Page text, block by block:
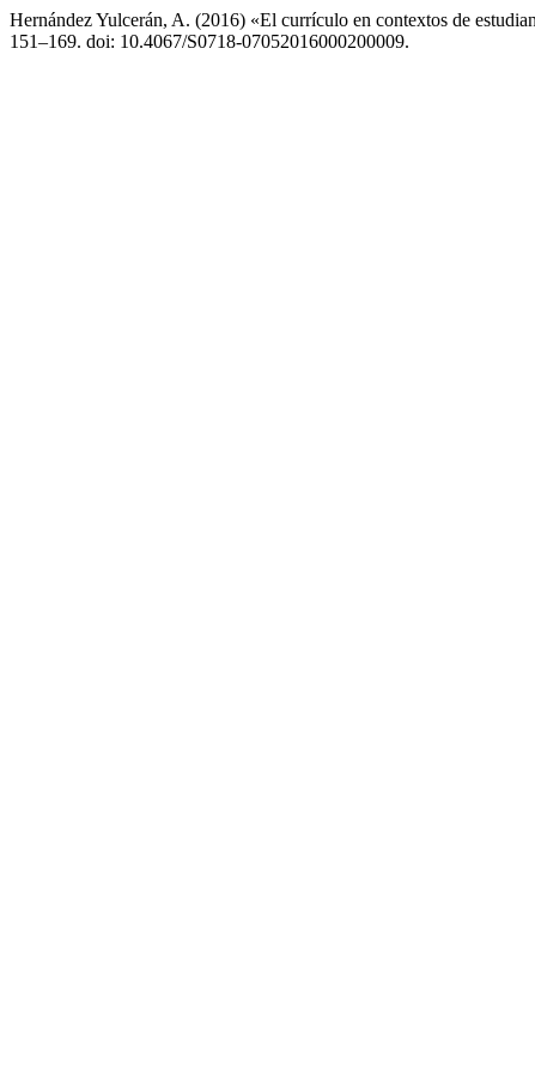
Hernández Yulcerán, A. (2016) «El currículo en contextos de
151–169. doi: 10.4067/S0718-07052016000200009.